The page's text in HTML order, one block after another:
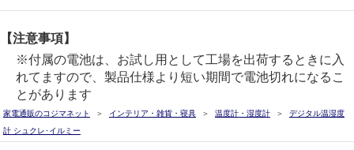
【注意事項】
※付属の電池は、お試し用として工場を出荷するときに入
れてますので、製品仕様より短い期間で電池切れになるこ
とがあります
家電通販のコジマネット インテリア・雑貨・寝具 温度計・湿度計
デジタル温湿度
計 シュクレ･イルミー